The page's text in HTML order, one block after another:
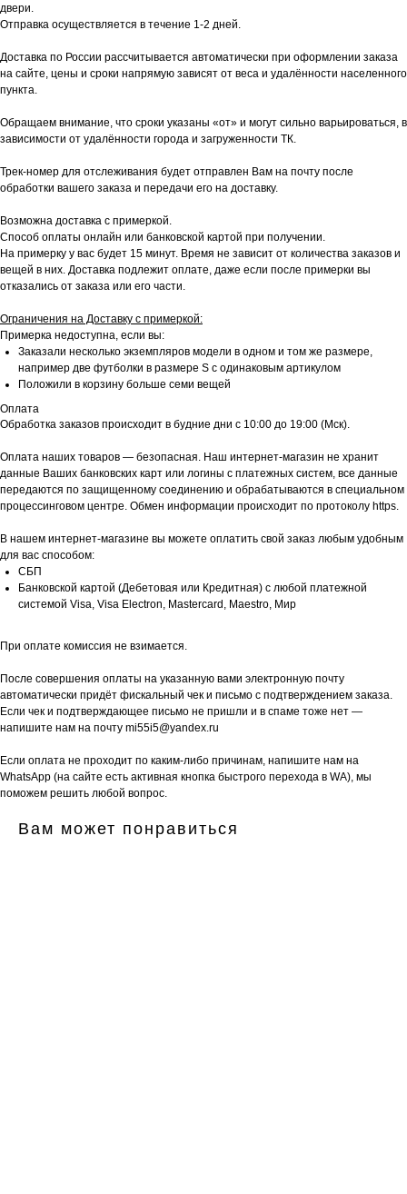
двери.
Отправка осуществляется в течение 1-2 дней.
Доставка по России рассчитывается автоматически при оформлении заказа
на сайте, цены и сроки напрямую зависят от веса и удалённости населенного
пункта.
Обращаем внимание, что сроки указаны «от» и могут сильно варьироваться, в
зависимости от удалённости города и загруженности ТК.
Трек-номер для отслеживания будет отправлен Вам на почту после
обработки вашего заказа и передачи его на доставку.
Возможна доставка с примеркой.
Способ оплаты онлайн или банковской картой при получении.
На примерку у вас будет 15 минут. Время не зависит от количества заказов и
вещей в них. Доставка подлежит оплате, даже если после примерки вы
отказались от заказа или его части.
Ограничения на Доставку с примеркой:
Примерка недоступна, если вы:
Заказали несколько экземпляров модели в одном и том же размере,
например две футболки в размере S с одинаковым артикулом
Положили в корзину больше семи вещей
Оплата
Обработка заказов происходит в будние дни с 10:00 до 19:00 (Мск).
Оплата наших товаров — безопасная. Наш интернет-магазин не хранит
данные Ваших банковских карт или логины с платежных систем, все данные
передаются по защищенному соединению и обрабатываются в специальном
процессинговом центре. Обмен информации происходит по протоколу https.
В нашем интернет-магазине вы можете оплатить свой заказ любым удобным
для вас способом:
СБП
Банковской картой (Дебетовая или Кредитная) с любой платежной
системой Visa, Visa Electron, Mastercard, Maestro, Мир
При оплате комиссия не взимается.
После совершения оплаты на указанную вами электронную почту
автоматически придёт фискальный чек и письмо с подтверждением заказа.
Если чек и подтверждающее письмо не пришли и в спаме тоже нет —
напишите нам на почту mi55i5@yandex.ru
Если оплата не проходит по каким-либо причинам, напишите нам на
WhatsApp (на сайте есть активная кнопка быстрого перехода в WA), мы
поможем решить любой вопрос.
Вам может понравиться